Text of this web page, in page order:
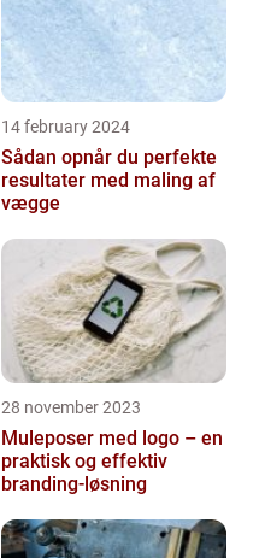
14 february 2024
Sådan opnår du perfekte
resultater med maling af
vægge
28 november 2023
Muleposer med logo – en
praktisk og effektiv
branding-løsning